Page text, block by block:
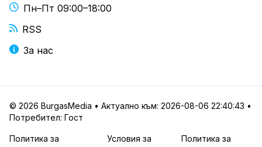
Пн–Пт 09:00–18:00
RSS
За нас
© 2026 BurgasMedia • Актуално към: 2026-08-06 22:40:43 •
Потребител: Гост
Политика за
Условия за
Политика за